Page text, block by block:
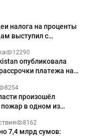
налога на проценты
выступил с
12290
опубликовала
платежа на
8254
произошёл
в одном из
8162
7,4 млрд сумов: